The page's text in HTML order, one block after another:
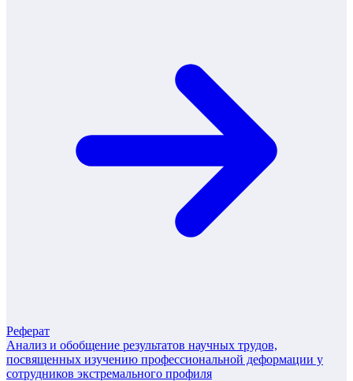
Реферат
Анализ и обобщение результатов научных трудов,
посвященных изучению профессиональной деформации у
сотрудников экстремального профиля